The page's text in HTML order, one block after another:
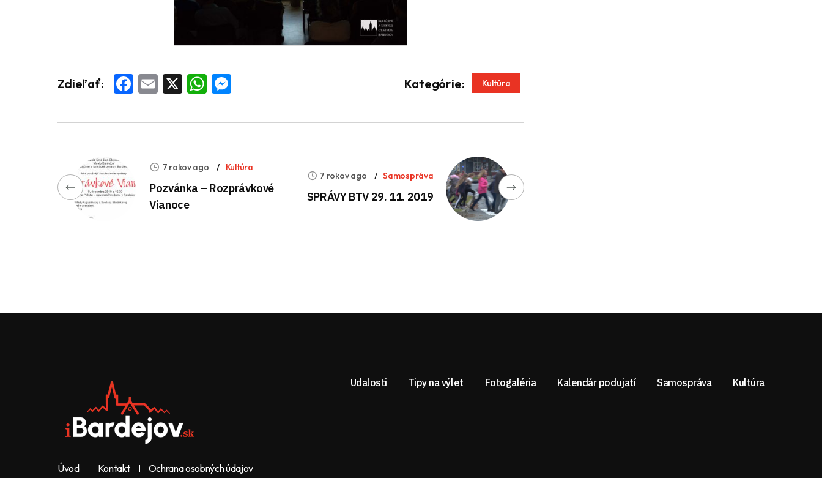
Zdieľať: Facebook
Email
X WhatsApp
Messenger Kategórie: Kultúra
7 rokov ago Kultúra
Pozvánka – Rozprávkové
Vianoce
7 rokov ago Samospráva
SPRÁVY BTV 29. 11. 2019
Úvod Kontakt Ochrana osobných údajov
Udalosti Tipy na výlet Fotogaléria Kalendár podujatí Samospráva Kultúra